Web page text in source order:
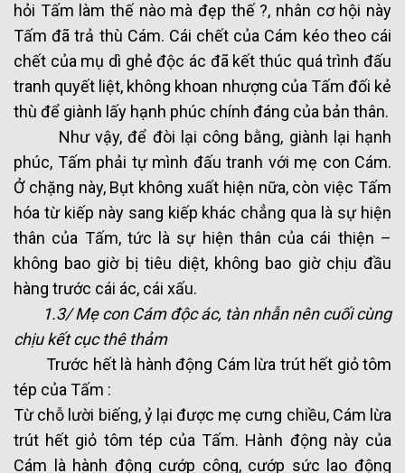
hỏi Tấm làm thế nào mà đẹp thế ?, nhân cơ hội này
Tấm đã trả thù Cám. Cái chết của Cám kéo theo cái
chết của mụ dì ghẻ độc ác đã kết thúc quá trình đấu
tranh quyết liệt, không khoan nhượng của Tấm đối kẻ
thù để giành lấy hạnh phúc chính đáng của bản thân.
Như vậy, để đòi lại công bằng, giành lại hạnh
phúc, Tấm phải tự mình đấu tranh với mẹ con Cám.
Ở chặng này, Bụt không xuất hiện nữa, còn việc Tấm
hóa từ kiếp này sang kiếp khác chẳng qua là sự hiện
thân của Tấm, tức là sự hiện thân của cái thiện –
không bao giờ bị tiêu diệt, không bao giờ chịu đầu
hàng trước cái ác, cái xấu.
1.3/ Mẹ con Cám độc ác, tàn nhẫn nên cuối cùng
chịu kết cục thê thảm
Trước hết là hành động Cám lừa trút hết giỏ tôm
tép của Tấm :
Từ chỗ lười biếng, ỷ lại được mẹ cưng chiều, Cám lừa
trút hết giỏ tôm tép của Tấm. Hành động này của
Cám là hành động cướp công, cướp sức lao động